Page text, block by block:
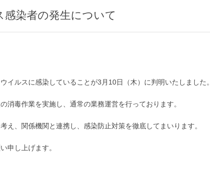
染者の発生について
イルスに感染していることが3月10日（木）に判明いたしました。
消毒作業を実施し、通常の業務運営を行っております。
え、関係機関と連携し、感染防止対策を徹底してまいります。
申し上げます。